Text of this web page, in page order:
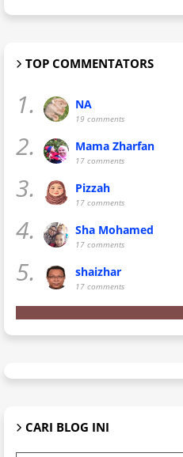
TOP COMMENTATORS
1. NA
19 comments
2. Mama Zharfan
17 comments
3. Pizzah
17 comments
4. Sha Mohamed
17 comments
5. shaizhar
17 comments
CARI BLOG INI